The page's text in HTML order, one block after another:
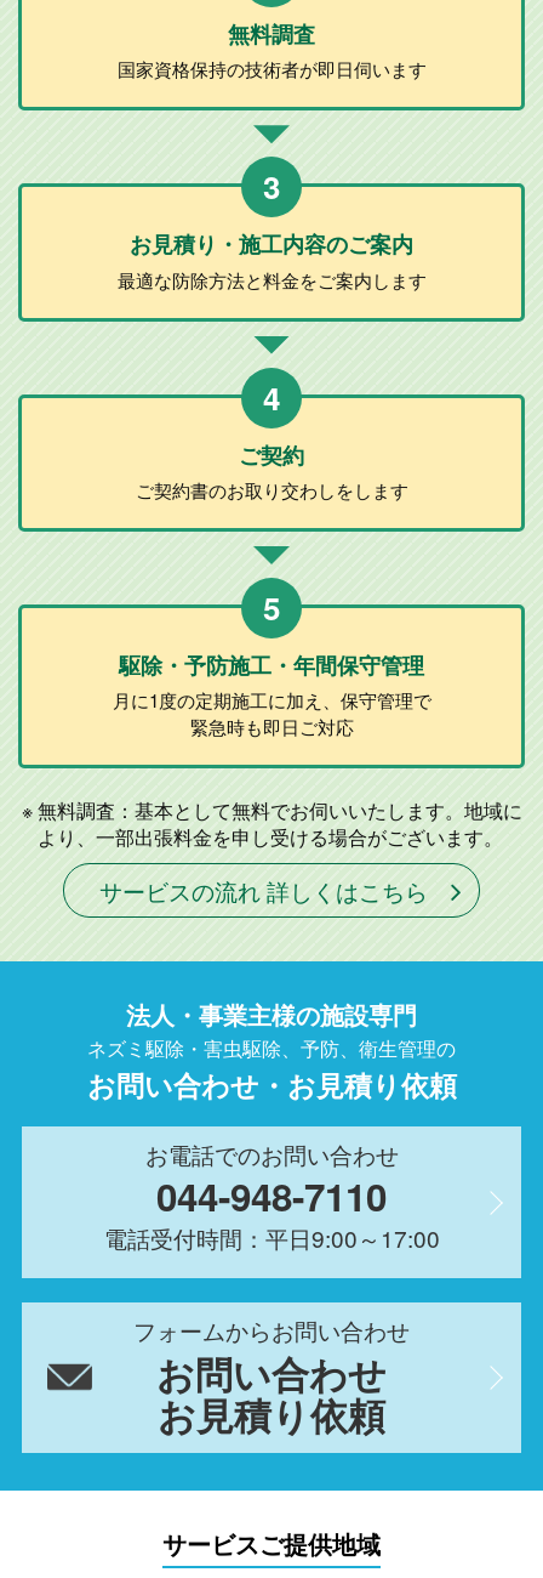
無料調査
国家資格保持の技術者が即日伺います
3
お見積り・施工内容のご案内
最適な防除方法と料金をご案内します
4
ご契約
ご契約書のお取り交わしをします
5
駆除・予防施工 ・年間保守管理
月に1度の定期施工に加え、 保守管理で
緊急時も即日ご対応
無料調査：基本として無料でお伺いいたします。地域に
より、一部出張料金を申し受ける場合がございます。
サービスの流れ 詳しくはこちら
法人・事業主様の施設専門
ネズミ駆除・害虫駆除、予防、衛生管理の
お問い合わせ・お見積り依頼
お電話でのお問い合わせ
044-948-7110
電話受付時間：平日9:00～17:00
フォームからお問い合わせ
お問い合わせ
お見積り依頼
サービスご提供地域